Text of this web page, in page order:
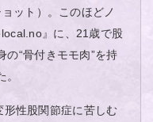
ット）。このほどノ
』に、21歳で股
の“骨付きモモ肉”を持
性股関節症に苦しむ